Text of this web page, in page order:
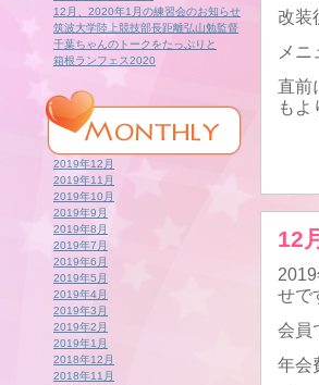
12月、2020年1月の練習会のお知らせ
筑波大学陸上競技部長距離弘山勉監督
千葉ちゃんのトークをたっぷりと
箱根ランフェス2020
2019年12月
2019年11月
2019年10月
2019年9月
2019年8月
2019年7月
2019年6月
2019年5月
2019年4月
2019年3月
2019年2月
2019年1月
2018年12月
2018年11月
改装
メニ
直前
もよ
12
せで
会員
年会